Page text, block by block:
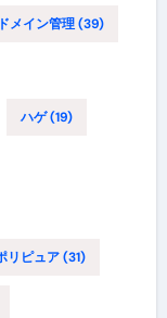
ドメイン管理(39)
ハゲ(19)
リピュア(31)